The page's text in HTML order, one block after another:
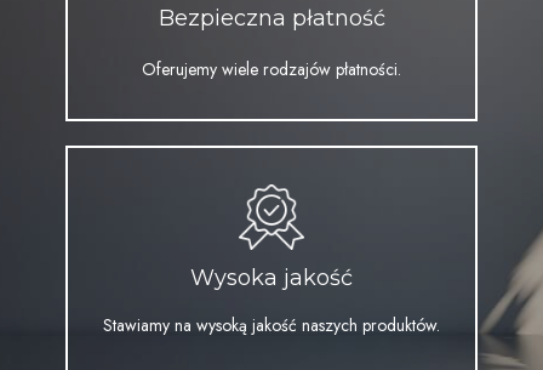
Bezpieczna płatność
Oferujemy wiele rodzajów płatności.
Wysoka jakość
Stawiamy na wysoką jakość naszych produktów.